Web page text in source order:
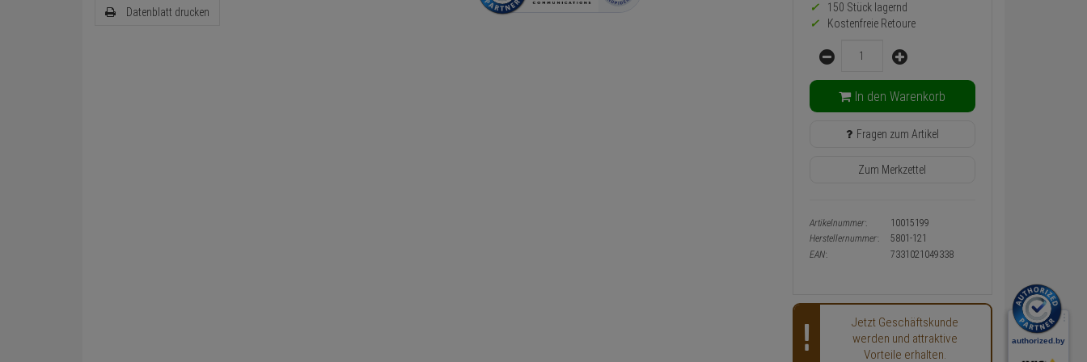
Datenblatt drucken
Warenkorb-
oder
Button
150 Stück lagernd
Kostenfreie Retoure
Menge
In den Warenkorb
Fragen zum Artikel
Zum Merkzettel
Artikelnummer:
10015199
Herstellernummer:
5801-121
EAN:
7331021049338
Jetzt Geschäftskunde
werden und attraktive
Vorteile erhalten.